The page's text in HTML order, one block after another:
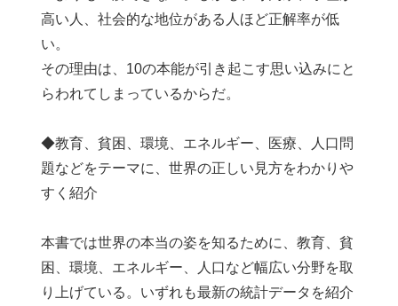
高い人、社会的な地位がある人ほど正解率が低
い。
その理由は、10の本能が引き起こす思い込みにと
らわれてしまっているからだ。
◆教育、貧困、環境、エネルギー、医療、人口問
題などをテーマに、世界の正しい見方をわかりや
すく紹介
本書では世界の本当の姿を知るために、教育、貧
困、環境、エネルギー、人口など幅広い分野を取
り上げている。いずれも最新の統計データを紹介